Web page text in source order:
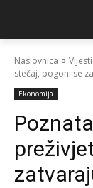
Naslovnica Vijesti
stečaj, pogoni se
Ekonomija